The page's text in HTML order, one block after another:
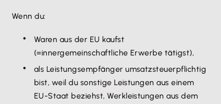
Wenn du:
Waren aus der EU kaufst
(=innergemeinschaftliche Erwerbe tätigst),
als Leistungsempfänger umsatzsteuerpflichtig
bist, weil du sonstige Leistungen aus einem
EU-Staat beziehst, Werkleistungen aus dem